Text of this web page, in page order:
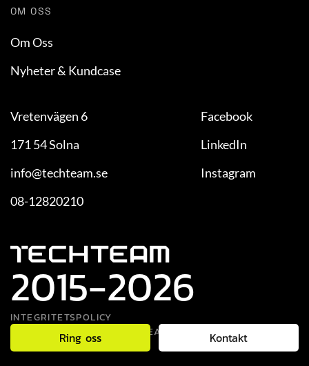
Ring oss Kontakt
OM OSS
Om Oss
Nyheter & Kundcase
Vretenvägen 6
171 54 Solna
info@techteam.se
08-12820210
Facebook
LinkedIn
Instagram
2015-2026
INTEGRITETSPOLICY
COPYRIGHT 2026 © TECHTEAM AB